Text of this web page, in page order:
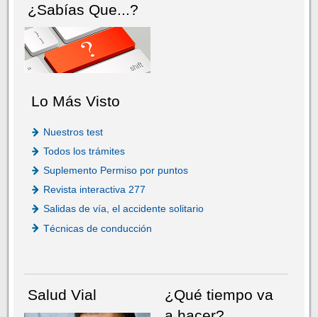
¿Sabías Que...?
Lo Más Visto
Nuestros test
Todos los trámites
Suplemento Permiso por puntos
Revista interactiva 277
Salidas de vía, el accidente solitario
Técnicas de conducción
Salud Vial
¿Qué tiempo va